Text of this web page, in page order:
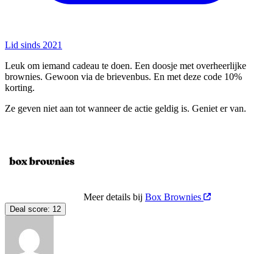
Lid sinds 2021
Leuk om iemand cadeau te doen. Een doosje met overheerlijke
brownies. Gewoon via de brievenbus. En met deze code 10%
korting.
Ze geven niet aan tot wanneer de actie geldig is. Geniet er van.
Meer details bij Box Brownies
Deal score: 12